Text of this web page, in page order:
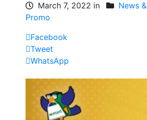
March 7, 2022 in News
Promo
Facebook
Tweet
WhatsApp